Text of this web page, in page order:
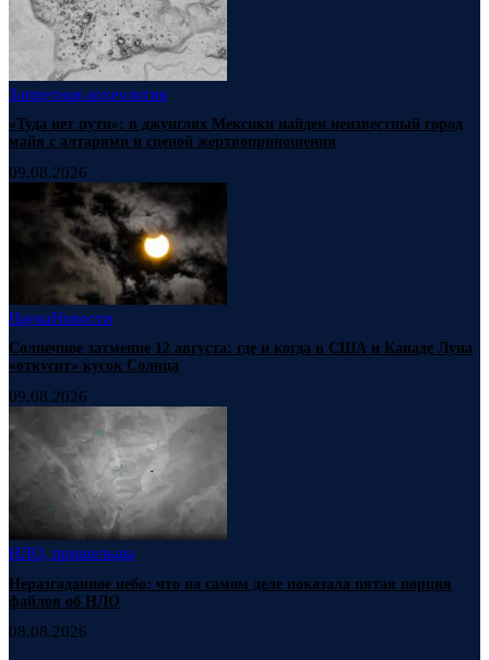
Запретная археология
«Туда нет пути»: в джунглях Мексики найден неизвестный город
майя с алтарями и сценой жертвоприношения
09.08.2026
НаукаНовости
Солнечное затмение 12 августа: где и когда в США и Канаде Луна
«откусит» кусок Солнца
09.08.2026
НЛО, пришельцы
Неразгаданное небо: что на самом деле показала пятая порция
файлов об НЛО
08.08.2026